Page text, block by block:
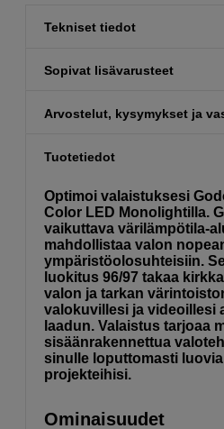
Tekniset tiedot
Sopivat lisävarusteet
Arvostelut, kysymykset ja
Tuotetiedot
Optimoi valaistuksesi
Color LED Monolightilla.
vaikuttava värilämpötila-
mahdollistaa valon
ympäristöolosuhteisiin.
luokitus 96/97 takaa
valon ja tarkan
valokuvillesi ja videoillesi
laadun. Valaistus tarjoaa
sisäänrakennettua
sinulle loputtomasti
projekteihisi.
Ominaisuudet